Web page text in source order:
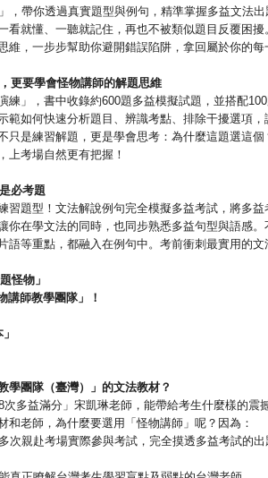
，帶你透過真實題型與例句，精準掌握多益文法
看就懂、一聽就記住，再也不被類似題目反覆困擾
維，一步步幫助你避開錯誤陷阱，拿回屬於你的每
更要學會怪物講師的解題思維
練」，書中收錄約600題多益模擬試題，並搭配
範如何快速分析題目、辨識考點、排除干擾選項，
只是練習解題，更是學會思考：為什麼這題選這
上考場自然更有把握！
必考題
習題型！文法解說例句完全模擬多益考試，將多益
你在學文法的同時，也同步熟悉多益句型與語感。
語等重點，都融入在例句中。考前衝刺最實用的文
怪物」
講師教學團隊」！
學團隊（臺灣）」的文法教材？
次多益滿分」宋凱琳老師，能帶給考生什麼樣的震
和老師，為什麼要選用「怪物講師」呢？因為：
次親赴考場實際參與考試，完全摸透多益考試的